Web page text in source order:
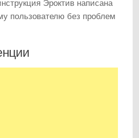
Эроктив написана
пользователю без проблем